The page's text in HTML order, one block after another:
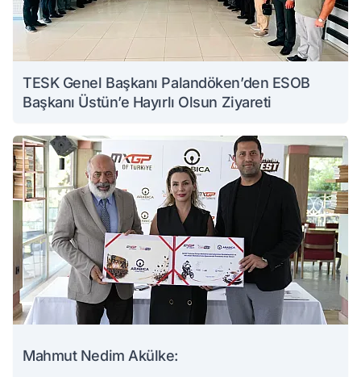
TESK Genel Başkanı Palandöken’den ESOB
Başkanı Üstün’e Hayırlı Olsun Ziyareti
Mahmut Nedim Akülke: